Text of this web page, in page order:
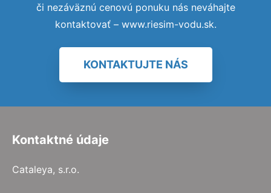
či nezáväznú cenovú ponuku nás neváhajte
kontaktovať – www.riesim-vodu.sk.
KONTAKTUJTE NÁS
Kontaktné údaje
Cataleya, s.r.o.